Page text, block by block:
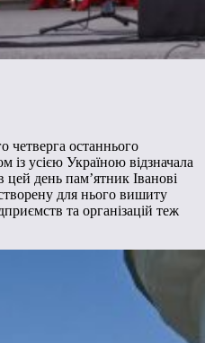
четверга останнього
із усією Україною відзначала
день пам’ятник Іванові
для нього вишиту
та організацій теж